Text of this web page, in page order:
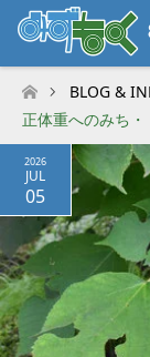
ホーム
BLOG &
正体重へのみち・
2026
JUL
05